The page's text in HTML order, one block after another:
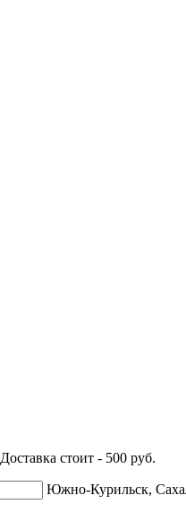
Доставка стоит - 500 руб.
Южно-Курильск,